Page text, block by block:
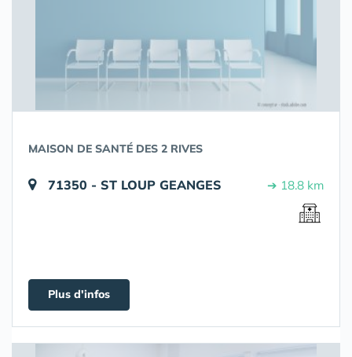
MAISON DE SANTÉ DES 2 RIVES
71350 - ST LOUP GEANGES ➔ 18.8 km
Plus d'infos